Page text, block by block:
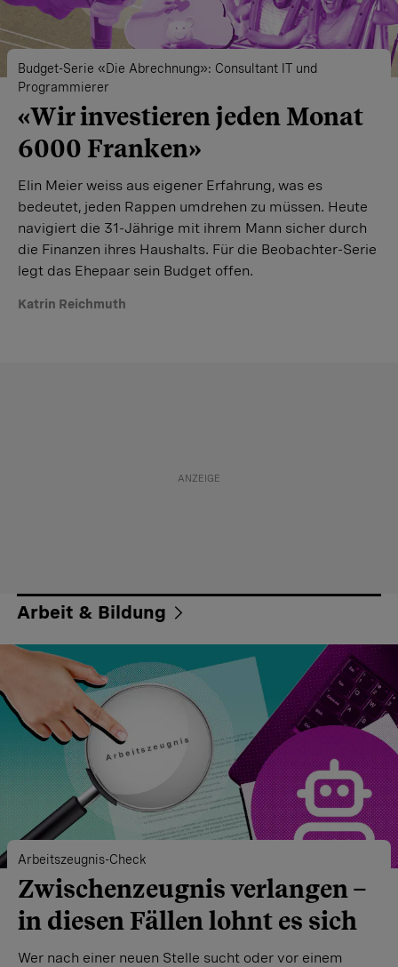
Budget-Serie «Die Abrechnung»: Consultant IT und
Programmierer
«Wir investieren jeden Monat
6000 Franken»
Elin Meier weiss aus eigener Erfahrung, was es
bedeutet, jeden Rappen umdrehen zu müssen. Heute
navigiert die 31-Jährige mit ihrem Mann sicher durch
die Finanzen ihres Haushalts. Für die Beobachter-Serie
legt das Ehepaar sein Budget offen.
Katrin Reichmuth
Arbeit & Bildung
Arbeitszeugnis-Check
Zwischenzeugnis verlangen –
in diesen Fällen lohnt es sich
Wer nach einer neuen Stelle sucht oder vor einem